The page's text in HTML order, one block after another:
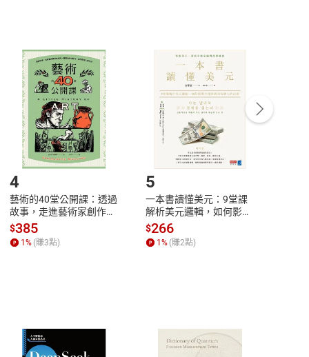
點選「瀏覽訂單明細」 「申請取消訂單/ 退
貨。
付款方式
Payment
完成訂單
Complete
號，下載書籍後看書
4
藝術的40堂公開課：透過
故事，走進藝術家創作現
場，看藝術如何誕生、如
何形塑人類生活【電子
書】
$385
1% (賺3點)
5
一本書讀懂美元：9堂課
解析美元邏輯，如何影響
全球經濟和每個人的投資
【電子書】
$266
1% (賺2點)